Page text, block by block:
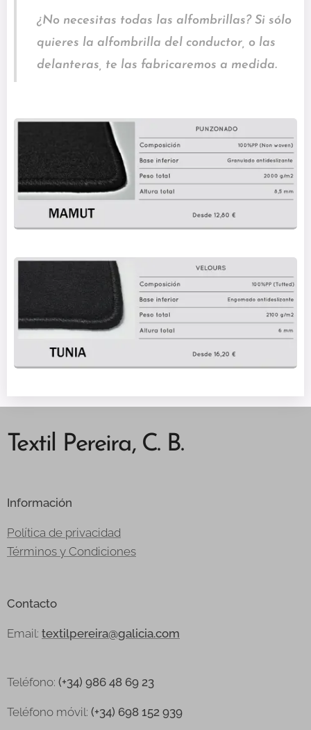
¿No necesitas todas las alfombrillas? Si sólo
quieres la alfombrilla del conductor, o las
delanteras, te las fabricaremos a medida.
Textil Pereira, C. B.
Información
Política de privacidad
Términos y Condiciones
Contacto
Email: textilpereira@galicia.com
Teléfono: (+34) 986 48 69 23
Teléfono móvil: (+34) 698 152 939